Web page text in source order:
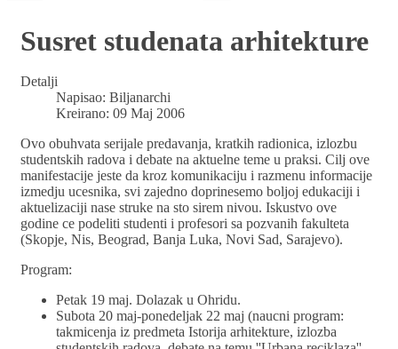
Susret studenata arhitekture
Detalji
Napisao: Biljanarchi
Kreirano: 09 Maj 2006
Ovo obuhvata serijale predavanja, kratkih radionica, izlozbu
studentskih radova i debate na aktuelne teme u praksi. Cilj ove
manifestacije jeste da kroz komunikaciju i razmenu informacije
izmedju ucesnika, svi zajedno doprinesemo boljoj edukaciji i
aktuelizaciji nase struke na sto sirem nivou. Iskustvo ove
godine ce podeliti studenti i profesori sa pozvanih fakulteta
(Skopje, Nis, Beograd, Banja Luka, Novi Sad, Sarajevo).
Program:
Petak 19 maj. Dolazak u Ohridu.
Subota 20 maj-ponedeljak 22 maj (naucni program:
takmicenja iz predmeta Istorija arhitekture, izlozba